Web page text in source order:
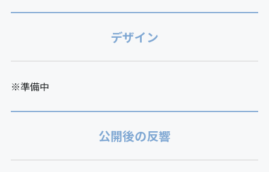
デザイン
※準備中
公開後の反響